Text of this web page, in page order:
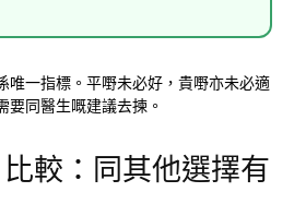
唯一指標。平嘢未必好，貴嘢亦未必適
要同醫生嘅建議去揀。
較：同其他選擇有